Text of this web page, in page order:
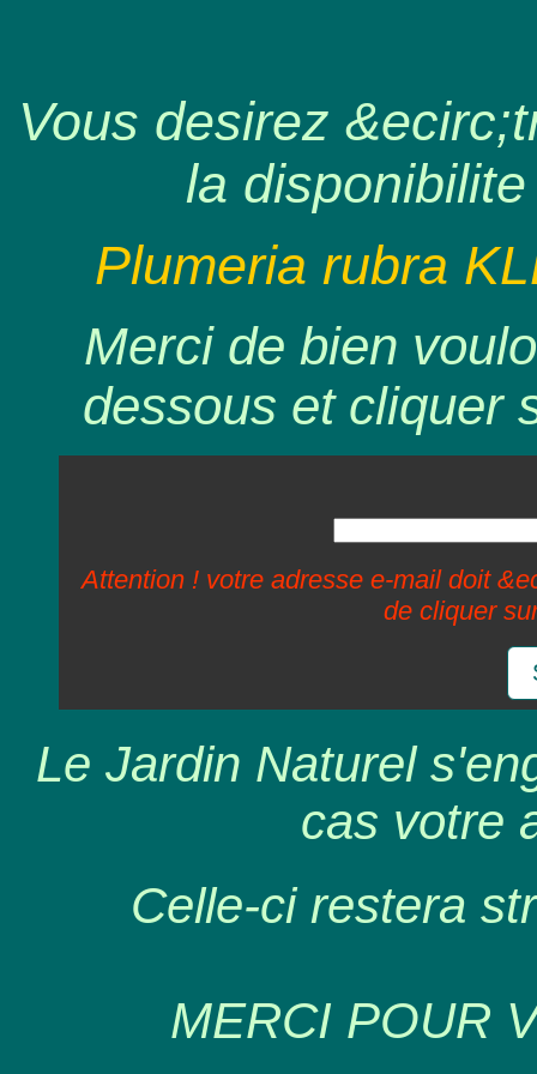
Vous desirez
la
Plumeria rubra
Merci de bien
dessous et cliquer
Attention ! votre adresse e-mail doit
de cliquer
Le Jardin Naturel
cas votre
Celle-ci restera
MERCI POUR